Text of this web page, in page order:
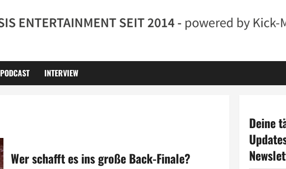
PODCAST INTERVIEW
Wer schafft es ins große Back-Finale?
Deine